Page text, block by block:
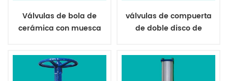
Válvulas de bola de
cerámica con muesca
abrasiva
válvulas de compuerta
de doble disco de
para ceniza seca